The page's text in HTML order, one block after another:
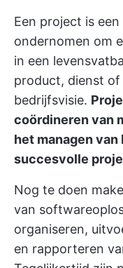
Een project is
ondernomen om
in een
product, dienst
bedrijfsvisie.
coördineren van
het managen
succesvolle
Nog te doen
van
organiseren,
en rapporteren